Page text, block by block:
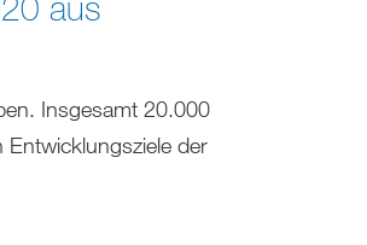
Insgesamt 20.000
der